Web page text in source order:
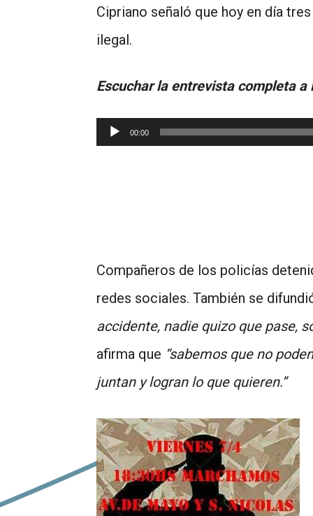
Cipriano señaló que hoy en día
ilegal.
Escuchar la entrevista completa a
Reproductor
00:00
Compañeros de los policías
redes sociales. También se
accidente, nadie quizo que pase,
afirma que “sabemos que no
juntan y logran lo que quieren.”